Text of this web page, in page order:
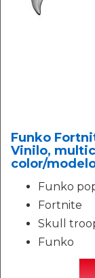
Funko
Vinilo,
color/
Funko
Fortnite
Skull
Funko